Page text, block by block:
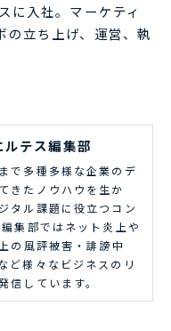
に入社。マーケティ
の立ち上げ、運営、執
テス編集部
で多種多様な企業のデ
きたノウハウを生か
タル課題に役立つコン
集部ではネット炎上や
の風評被害・誹謗中
ど様々なビジネスのリ
信しています。